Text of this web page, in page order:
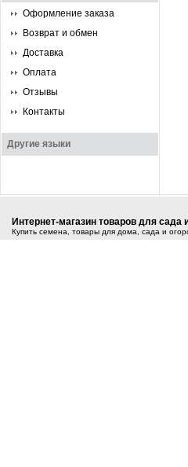
Оформление заказа
Возврат и обмен
Доставка
Оплата
Отзывы
Контакты
Другие языки
Интернет-магазин товаров для
Купить семена, товары для дома, сада и